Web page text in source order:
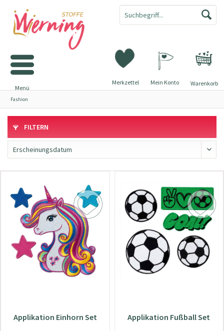
Warenkorb
Merkzettel Mein Konto
Menü
Fashion
FILTERN
Applikation Einhorn Set Applikation Fußball Set